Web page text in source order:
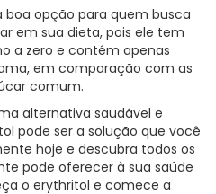
opção para quem busca
em sua dieta, pois ele tem
a zero e contém apenas
em comparação com as
comum.
alternativa saudável e
pode ser a solução que você
hoje e descubra todos os
pode oferecer à sua saúde
o erythritol e comece a